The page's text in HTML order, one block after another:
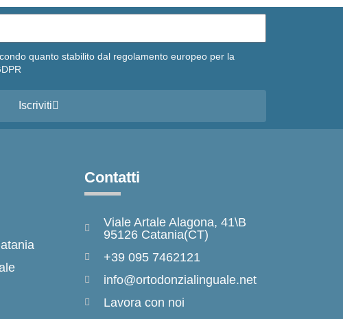
quanto stabilito dal regolamento europeo per la
Iscriviti
Contatti
Viale Artale Alagona, 41\B
95126 Catania(CT)
+39 095 7462121
info@ortodonzialinguale.net
Lavora con noi